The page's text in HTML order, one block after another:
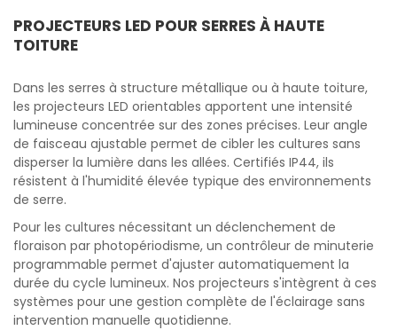
PROJECTEURS LED POUR SERRES À HAUTE
TOITURE
Dans les serres à structure métallique ou à haute toiture,
les projecteurs LED orientables apportent une intensité
lumineuse concentrée sur des zones précises. Leur angle
de faisceau ajustable permet de cibler les cultures sans
disperser la lumière dans les allées. Certifiés IP44, ils
résistent à l'humidité élevée typique des environnements
de serre.
Pour les cultures nécessitant un déclenchement de
floraison par photopériodisme, un contrôleur de minuterie
programmable permet d'ajuster automatiquement la
durée du cycle lumineux. Nos projecteurs s'intègrent à ces
systèmes pour une gestion complète de l'éclairage sans
intervention manuelle quotidienne.